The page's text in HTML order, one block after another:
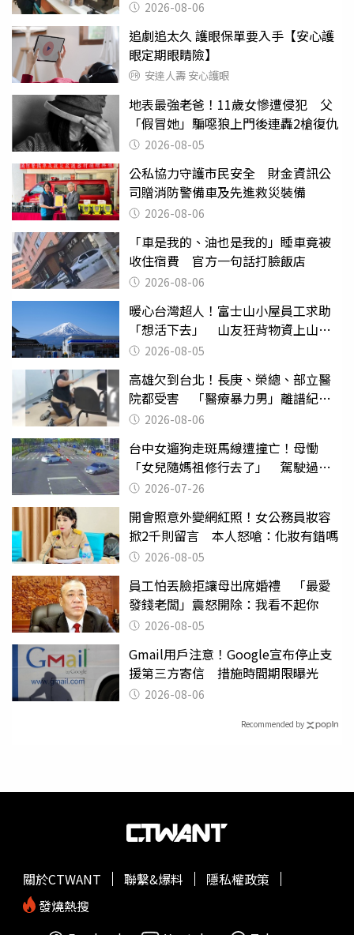
2026-08-06
追劇追太久 護眼保單要入手【安心護
眼定期眼睛險】
安達人壽 安心護眼
地表最強老爸！11歲女慘遭侵犯 父
「假冒她」騙噁狼上門後連轟2槍復仇
2026-08-05
公私協力守護市民安全 財金資訊公
司贈消防警備車及先進救災裝備
2026-08-06
「車是我的、油也是我的」睡車竟被
收住宿費 官方一句話打臉飯店
2026-08-06
暖心台灣超人！富士山小屋員工求助
「想活下去」 山友狂背物資上山：
台灣真的是寶島
2026-08-05
高雄欠到台北！長庚、榮總、部立醫
院都受害 「醫療暴力男」離譜紀錄
曝光2026-08-06
台中女遛狗走斑馬線遭撞亡！母慟
「女兒隨媽祖修行去了」 駕駛過失
致死判9月
2026-07-26
開會照意外變網紅照！女公務員妝容
掀2千則留言 本人怒嗆：化妝有錯嗎
2026-08-05
員工怕丟臉拒讓母出席婚禮 「最愛
發錢老闆」震怒開除：我看不起你
2026-08-05
Gmail用戶注意！Google宣布停止支
援第三方寄信 措施時間期限曝光
2026-08-06
Recommended by
關於CTWANT 聯繫&爆料
隱私權政策
發燒熱搜